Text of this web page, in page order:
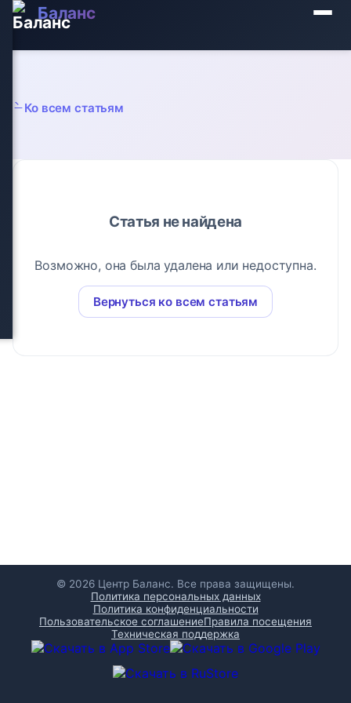
Баланс
Ко всем статьям
Статья не найдена
Возможно, она была удалена или недоступна.
Вернуться ко всем статьям
© 2026 Центр Баланс. Все права защищены.
Политика персональных данных
Политика конфиденциальности
Пользовательское соглашениеПравила посещения
Техническая поддержка